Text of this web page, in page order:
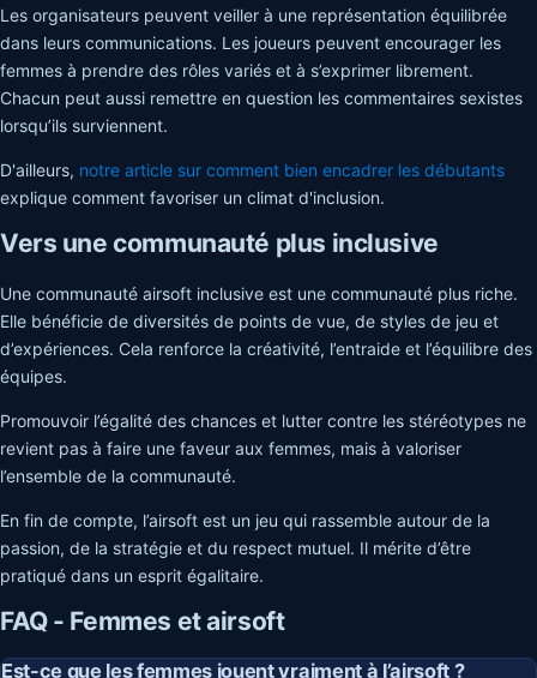
Les organisateurs peuvent veiller à une représentation équilibrée
dans leurs communications. Les joueurs peuvent encourager les
femmes à prendre des rôles variés et à s’exprimer librement.
Chacun peut aussi remettre en question les commentaires sexistes
lorsqu’ils surviennent.
D'ailleurs, notre article sur comment bien encadrer les débutants
explique comment favoriser un climat d'inclusion.
Vers une communauté plus inclusive
Une communauté airsoft inclusive est une communauté plus riche.
Elle bénéficie de diversités de points de vue, de styles de jeu et
d’expériences. Cela renforce la créativité, l’entraide et l’équilibre des
équipes.
Promouvoir l’égalité des chances et lutter contre les stéréotypes ne
revient pas à faire une faveur aux femmes, mais à valoriser
l’ensemble de la communauté.
En fin de compte, l’airsoft est un jeu qui rassemble autour de la
passion, de la stratégie et du respect mutuel. Il mérite d’être
pratiqué dans un esprit égalitaire.
FAQ - Femmes et airsoft
Est-ce que les femmes jouent vraiment à l’airsoft ?